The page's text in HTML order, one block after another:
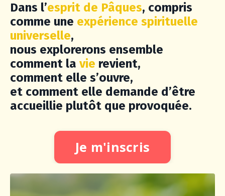
Dans l’esprit de Pâques, compris
comme une expérience spirituelle
universelle,
nous explorerons ensemble
comment la vie revient,
comment elle s’ouvre,
et comment elle demande d’être
accueillie plutôt que provoquée.
Je m'inscris